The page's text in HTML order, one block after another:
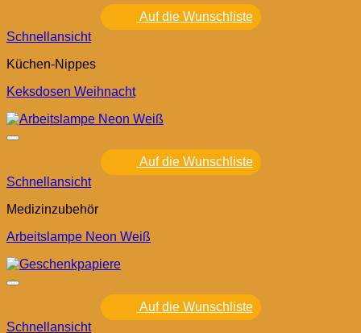
Auf die Wunschliste
Schnellansicht
Küchen-Nippes
Keksdosen Weihnacht
Auf die Wunschliste
Schnellansicht
Medizinzubehör
Arbeitslampe Neon Weiß
Auf die Wunschliste
Schnellansicht